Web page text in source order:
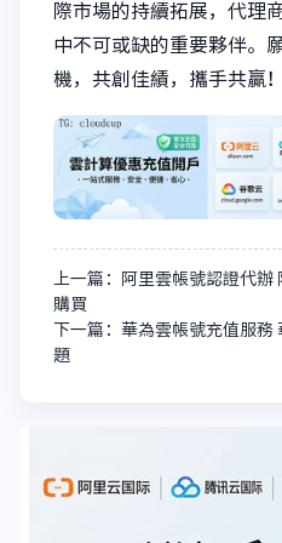
際市場的持續拓展，代理
中不可或缺的重要夥伴。
機，共創佳績，攜手共贏！
上一篇：阿里雲帳號認證代
購買
下一篇：華為雲帳號充值服
題